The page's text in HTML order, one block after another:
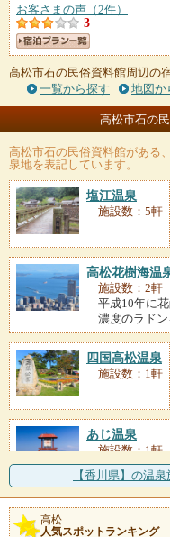
お客さまの声（2件）
3
高松市石の民俗資料館周辺の
一覧から探す
地図か
高松市石の
高松市石の民俗資料館がある
泉地を表記しています。
塩江温泉
施設数：5軒
高松花樹海温
施設数：2軒
平成10年に
濃度のラド
四国高松温泉
施設数：1軒
あじ温泉
施設数：1軒
讃岐第一号
海岸沿いに
【香川県】の温
高松
人気スポットランキング